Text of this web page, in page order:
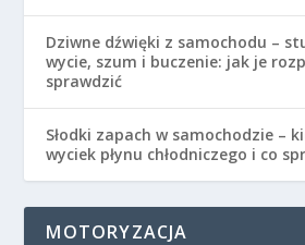
Dziwne dźwięki z samochodu –
wycie, szum i buczenie: jak je
sprawdzić
Słodki zapach w samochodzie –
wyciek płynu chłodniczego i co
MOTORYZACJA